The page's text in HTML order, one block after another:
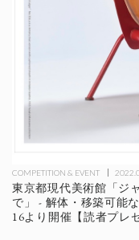
COMPETITION & EVENT
東京都現代美術館「ジ
で」 - 解体・移築可能
16より開催【読者プレ